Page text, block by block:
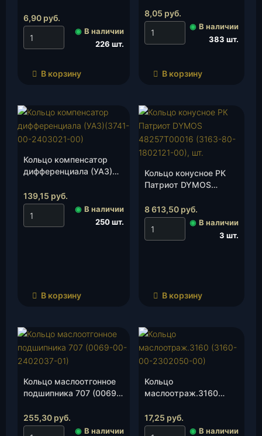
СИЛИКОН (42164-
2904072), шт.
6,90 руб.
◉ В наличии
226 шт.
В корзину
8,05 руб.
◉ В наличии
383 шт.
В корзину
Кольцо компенсатор
дифференциала (УАЗ)
шт.
139,15 руб.
◉ В наличии
250 шт.
В корзину
Кольцо конусное РК
Патриот DYMOS
80-1802121-00), шт.
8 613,50 руб.
◉ В наличии
3 шт.
В корзину
Кольцо маслоотгонное
подшипника 707 (0069-
255,30 руб.
◉ В наличии
Кольцо
маслоотраж.3160
00), шт.
17,25 руб.
◉ В наличии